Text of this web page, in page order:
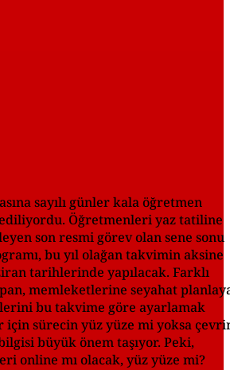
sayılı günler kala öğretmen
Öğretmenleri yaz tatiline
son resmi görev olan sene sonu
bu yıl olağan takvimin aksine
tarihlerinde yapılacak. Farklı
memleketlerine seyahat
bu takvime göre ayarlamak
için sürecin yüz yüze mi yoksa
büyük önem taşıyor. Peki,
online mı olacak, yüz yüze mi?